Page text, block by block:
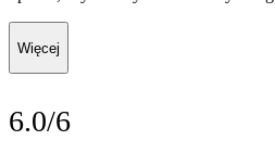
Więcej
6.0/6